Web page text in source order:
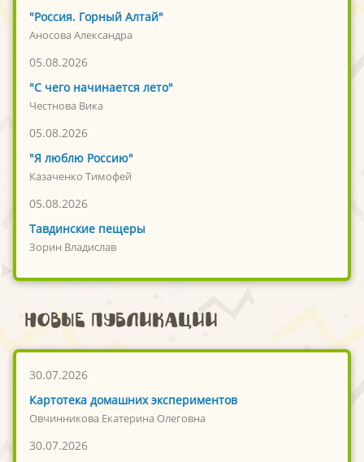
"Россия. Горный Алтай"
Аносова Александра
05.08.2026
"С чего начинается лето"
Честнова Вика
05.08.2026
"Я люблю Россию"
Казаченко Тимофей
05.08.2026
Тавдинские пещеры
Зорин Владислав
Новые публикации
30.07.2026
Картотека домашних экспериментов
Овчинникова Екатерина Олеговна
30.07.2026